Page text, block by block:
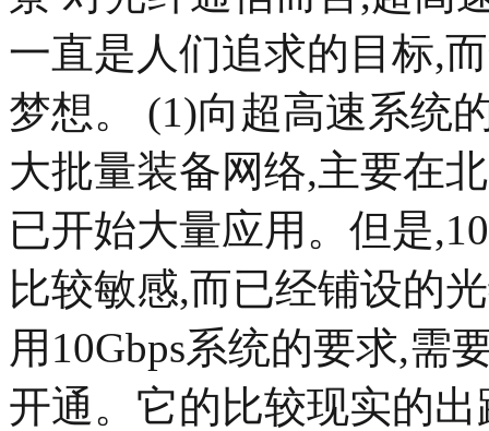
一直是人们追求的目标,
梦想。 (1)向超高速系统
大批量装备网络,主要在
已开始大量应用。但是
比较敏感,而已经铺设的
用10Gbps系统的要求,需
开通。它的比较现实的